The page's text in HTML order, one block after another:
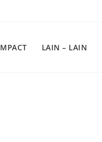
LAIN – LAIN